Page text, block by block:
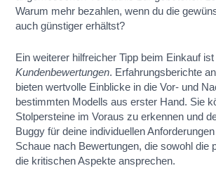
Warum mehr bezahlen, wenn du die
auch günstiger erhältst?
Ein weiterer hilfreicher Tipp beim Einkauf
Kundenbewertungen. Erfahrungsberichte
bieten wertvolle Einblicke in die Vor- und
bestimmten Modells aus erster Hand. Sie
Stolpersteine im Voraus zu erkennen und
Buggy für deine individuellen
Schaue nach Bewertungen, die sowohl die
die kritischen Aspekte ansprechen.